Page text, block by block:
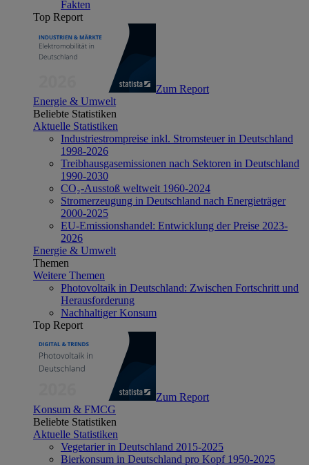
Fakten
Top Report
Zum Report
Energie & Umwelt
Beliebte Statistiken
Aktuelle Statistiken
Industriestrompreise inkl. Stromsteuer in Deutschland
1998-2026
Treibhausgasemissionen nach Sektoren in Deutschland
1990-2030
CO₂-Ausstoß weltweit 1960-2024
Stromerzeugung in Deutschland nach Energieträger
2000-2025
EU-Emissionshandel: Entwicklung der Preise 2023-
2026
Energie & Umwelt
Themen
Weitere Themen
Photovoltaik in Deutschland: Zwischen Fortschritt und
Herausforderung
Nachhaltiger Konsum
Top Report
Zum Report
Konsum & FMCG
Beliebte Statistiken
Aktuelle Statistiken
Vegetarier in Deutschland 2015-2025
Bierkonsum in Deutschland pro Kopf 1950-2025